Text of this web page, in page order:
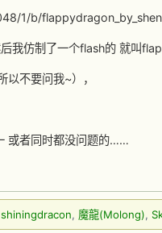
1/b/
我仿制了一个flash的 就叫
不要问我~），
或者同时都没问题的……
shiningdracon, 魔龍(Molong),